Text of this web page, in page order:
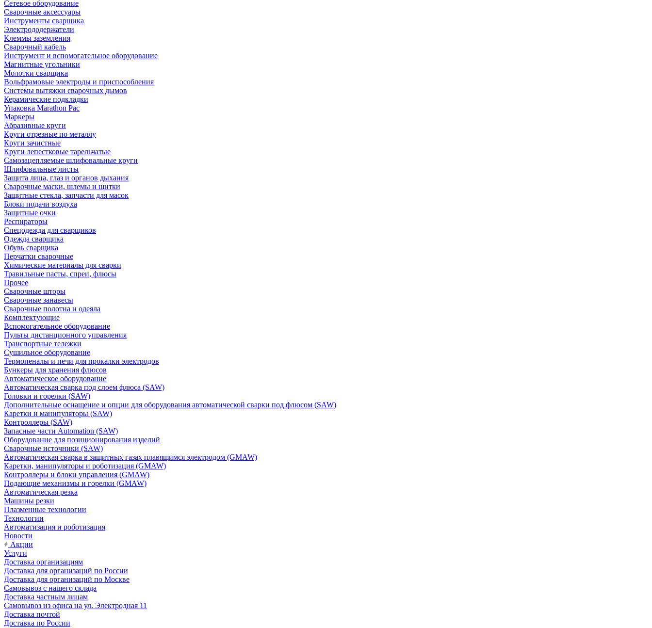
Сетевое оборудование
Сварочные аксессуары
Инструменты сварщика
Электрододержатели
Клеммы заземления
Сварочный кабель
Инструмент и вспомогательное оборудование
Магнитные угольники
Молотки сварщика
Вольфрамовые электроды и приспособления
Системы вытяжки сварочных дымов
Керамические подкладки
Упаковка Marathon Pac
Маркеры
Абразивные круги
Круги отрезные по металлу
Круги зачистные
Круги лепестковые тарельчатые
Самозацепляемые шлифовальные круги
Шлифовальные листы
Защита лица, глаз и органов дыхания
Сварочные маски, шлемы и щитки
Защитные стекла, запчасти для масок
Блоки подачи воздуха
Защитные очки
Респираторы
Спецодежда для сварщиков
Одежда сварщика
Обувь сварщика
Перчатки сварочные
Химические материалы для сварки
Травильные пасты, спреи, флюсы
Прочее
Сварочные шторы
Сварочные занавесы
Сварочные полотна и одеяла
Комплектующие
Вспомогательное оборудование
Пульты дистанционного управления
Транспортные тележки
Сушильное оборудование
Термопеналы и печи для прокалки электродов
Бункеры для хранения флюсов
Автоматическое оборудование
Автоматическая сварка под слоем флюса (SAW)
Головки и горелки (SAW)
Дополнительные оснащение и опции для оборудования автоматической сварки под флюсом (SAW)
Каретки и манипуляторы (SAW)
Контроллеры (SAW)
Запасные части Automation (SAW)
Оборудование для позиционирования изделий
Сварочные источники (SAW)
Автоматическая сварка в защитных газах плавящимся электродом (GMAW)
Каретки, манипуляторы и роботизация (GMAW)
Контроллеры и блоки управления (GMAW)
Подающие механизмы и горелки (GMAW)
Автоматическая резка
Машины резки
Плазменные технологии
Технологии
Автоматизация и роботизация
Новости
Акции
Услуги
Доставка организациям
Доставка для организаций по России
Доставка для организаций по Москве
Самовывоз с нашего склада
Доставка частным лицам
Самовывоз из офиса на ул. Электродная 11
Доставка почтой
Доставка по России